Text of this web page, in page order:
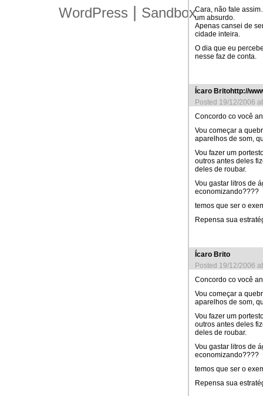
Cara, não fale
um absurdo.
Apenas cansei de
cidade inteira.
O dia que eu
nesse faz de conta.
Ícaro Britohttp://
Posted 19/12/2006
Concordo co você
Vou começar a
aparelhos de som,
Vou fazer um
outros antes deles
deles de roubar.
Vou gastar litros de
economizando????
temos que ser o
Repensa sua
Ícaro Brito
Posted 19/12/2006
Concordo co você
Vou começar a
aparelhos de som,
Vou fazer um
outros antes deles
deles de roubar.
Vou gastar litros de
economizando????
temos que ser o
Repensa sua
WordPress Sandbox